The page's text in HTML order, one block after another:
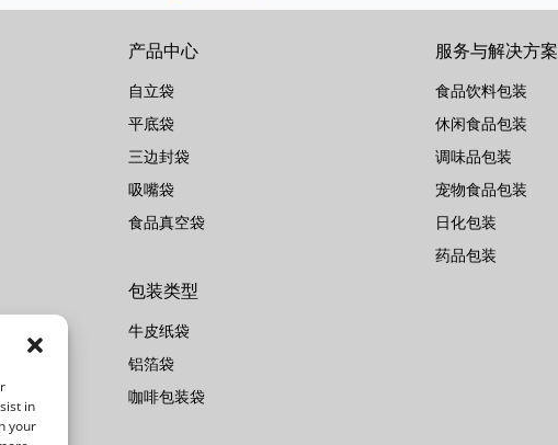
产品中心
自立袋
平底袋
三边封袋
吸嘴袋
食品真空袋
包装类型
牛皮纸袋
铝箔袋
咖啡包装袋
服务与解决方案
食品饮料包装
休闲食品包装
调味品包装
宠物食品包装
日化包装
药品包装
in
your